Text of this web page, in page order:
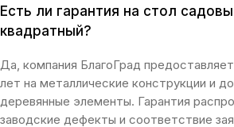
Есть ли гарантия на стол
квадратный?
Да, компания БлагоГрад
лет на металлические конструкции и
деревянные элементы. Гарантия
заводские дефекты и соответствие